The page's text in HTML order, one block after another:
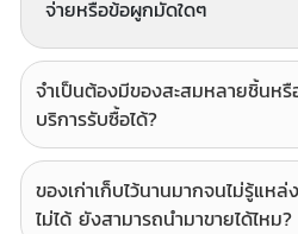
จ่ายหรือข้อผูกมัดใดๆ
จำเป็นต้องมีของสะสมหลายชิ้นหรื
บริการรับซื้อได้?
ของเก่าเก็บไว้นานมากจนไม่รู้แห
ไม่ได้ ยังสามารถนำมาขายได้ไหม?